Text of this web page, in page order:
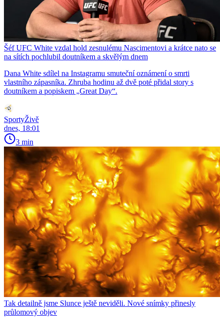
Šéf UFC White vzdal hold zesnulému Nascimentovi a krátce nato se
na sítích pochlubil doutníkem a skvělým dnem
Dana White sdílel na Instagramu smuteční oznámení o smrti
vlastního zápasníka. Zhruba hodinu až dvě poté přidal story s
doutníkem a popiskem „Great Day“.
SportyŽivě
dnes, 18:01
3 min
Tak detailně jsme Slunce ještě neviděli. Nové snímky přinesly
průlomový objev